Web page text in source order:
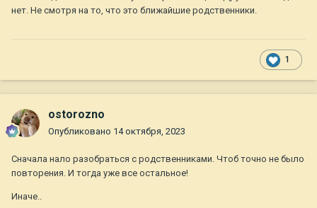
нет. Не смотря на то, что это ближайшие родственники.
1
ostorozno
Опубликовано 14 октября, 2023
Сначала нало разобраться с родственниками. Чтоб точно не было
повторения. И тогда уже все остальное!
Иначе..